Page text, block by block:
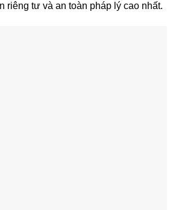
riêng tư và an toàn pháp lý cao nhất.